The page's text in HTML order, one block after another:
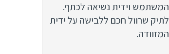
המשתמש וידית נשיאה לכתף.
לתיק שרוול חכם ללבישה על ידית
המזוודה.